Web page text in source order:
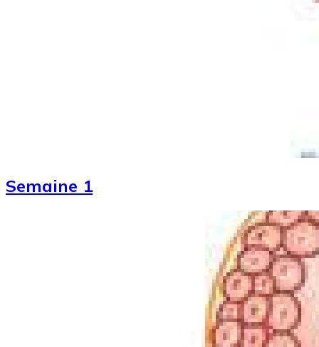
Semaine 1